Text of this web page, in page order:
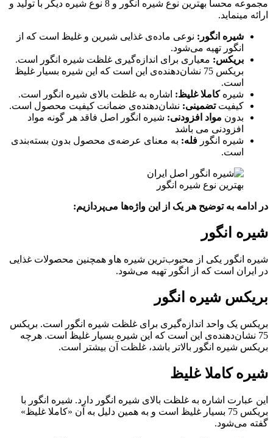
مجموعه محسا بهترین نوع شیره انگور و 8 نوع شیره دیگر با تولید و
ارائه مینماید.
شیره انگور: نوعی ماده‌ی غذایی شیرین و غلیظ است که از
انگور تهیه می‌شود.
بریکس: معیاری برای اندازه‌گیری غلظت شیره انگور است.
بریکس 75 نشان‌دهنده‌ی این است که این شیره بسیار غلیظ
است.
شیرهکاملا غلیظ: اشاره به غلظت بالای شیره انگور است.
کیفیتتضمینی: نشان‌دهنده‌ی ضمانت کیفیت محصول است.
بدون مواد افزودنی: شیره انگور اصل فاقد هر گونه مواد
افزودنی می باشد
شیره انگور فله: به معنای عرضه‌ی محصول بدون بسته‌بندی
است.
بهترین نوع شیره انگور
در ادامه به توضیح هر یک از این واژه‌ها می‌پردازیم:
شیره انگور
شیره انگور یکی از محبوب‌ترین شیره هاو همچنین محصولات غذایی
در ایران است که از انگور تهیه می‌شود.
بریکس شیره انگور
بریکس یک واحد اندازه‌گیری برای غلظت شیره انگور است. بریکس
75 نشان‌دهنده‌ی این است که این شیره بسیار غلیظ است. هرچه
بریکس شیره انگور بالاتر باشد، غلظت آن بیشتر است.
شیرهکاملا غلیظ
این عبارت اشاره به غلظت بالای شیره انگور دارد. شیره انگور با
بریکس 75 بسیار غلیظ است و به همین دلیل به آن «کاملا غلیظ»
گفته می‌شود.